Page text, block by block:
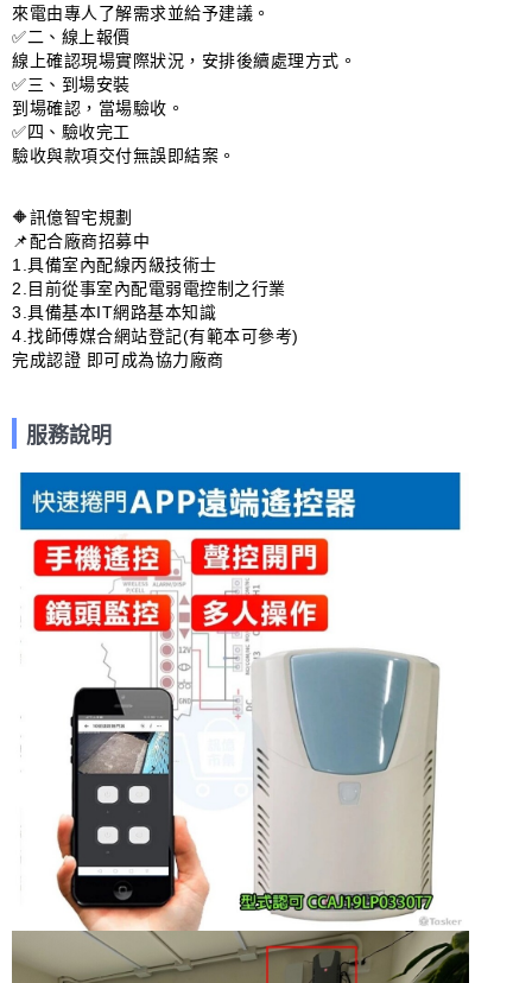
來電由專人了解需求並給予建議。
✅二、線上報價
線上確認現場實際狀況，安排後續處理方式。
✅三、到場安裝
到場確認，當場驗收。
✅四、驗收完工
驗收與款項交付無誤即結案。
🔶訊億智宅規劃
📌配合廠商招募中
1.具備室內配線丙級技術士
2.目前從事室內配電弱電控制之行業
3.具備基本IT網路基本知識
4.找師傅媒合網站登記(有範本可參考)
完成認證 即可成為協力廠商
服務說明